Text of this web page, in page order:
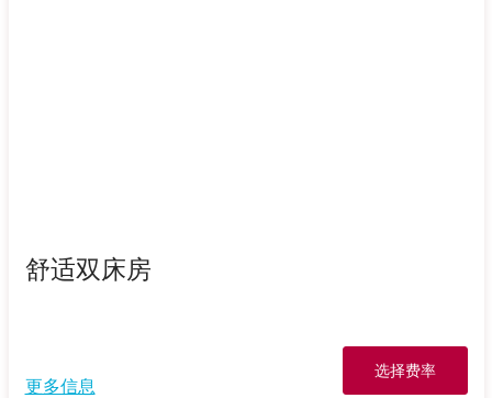
舒适双床房
更多信息
选择费率